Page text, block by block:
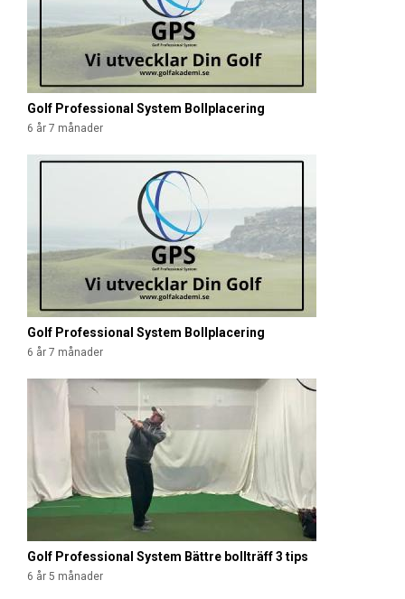
Golf Professional System Bollplacering
6 år 7 månader
Golf Professional System Bollplacering
6 år 7 månader
Golf Professional System Bättre bollträff 3 tips
6 år 5 månader